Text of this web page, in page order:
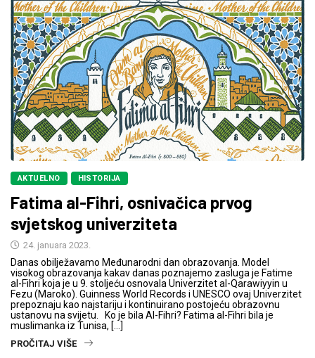
AKTUELNO HISTORIJA
Fatima al-Fihri, osnivačica prvog
svjetskog univerziteta
24. januara 2023.
Danas obilježavamo Međunarodni dan obrazovanja. Model
visokog obrazovanja kakav danas poznajemo zasluga je Fatime
al-Fihri koja je u 9. stoljeću osnovala Univerzitet al-Qarawiyyin u
Fezu (Maroko). Guinness World Records i UNESCO ovaj Univerzitet
prepoznaju kao najstariju i kontinuirano postojeću obrazovnu
ustanovu na svijetu. Ko je bila Al-Fihri? Fatima al-Fihri bila je
muslimanka iz Tunisa, […]
PROČITAJ VIŠE